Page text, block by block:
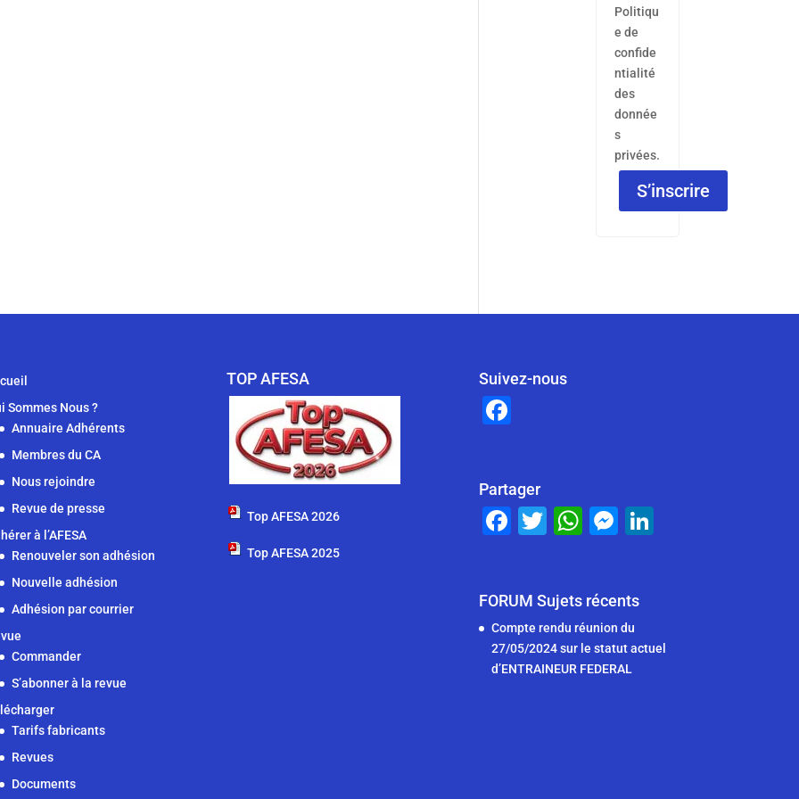
Politiqu
e de
confide
ntialité
des
donnée
s
privées.
S’inscrire
Sommes Nous ?
Annuaire Adhérents
Membres du CA
Nous rejoindre
Revue de presse
à l’AFESA
Renouveler son adhésion
Nouvelle adhésion
Adhésion par courrier
Commander
S’abonner à la revue
Tarifs fabricants
Revues
Documents
TOP AFESA
Top AFESA 2026
Top AFESA 2025
Suivez-nous
e
b
k
Partager
F
e
b
o
T
er
W
s
A
p
M
e
n
g
dI
n
FORUM Sujets récents
Compte rendu réunion du
27/05/2024 sur le statut actuel
d’ENTRAINEUR FEDERAL